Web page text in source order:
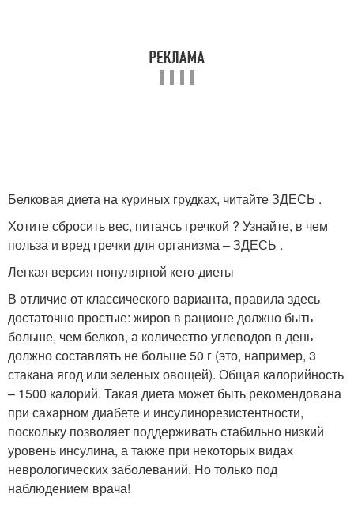
Белковая диета на куриных грудках, читайте ЗДЕСЬ .
Хотите сбросить вес, питаясь гречкой ? Узнайте, в чем
польза и вред гречки для организма – ЗДЕСЬ .
Легкая версия популярной кето-диеты
В отличие от классического варианта, правила здесь
достаточно простые: жиров в рационе должно быть
больше, чем белков, а количество углеводов в день
должно составлять не больше 50 г (это, например, 3
стакана ягод или зеленых овощей). Общая калорийность
– 1500 калорий. Такая диета может быть рекомендована
при сахарном диабете и инсулинорезистентности,
поскольку позволяет поддерживать стабильно низкий
уровень инсулина, а также при некоторых видах
неврологических заболеваний. Но только под
наблюдением врача!